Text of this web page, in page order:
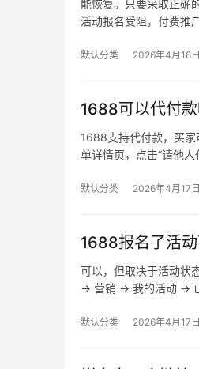
能恢复。只要采取正确
活动报名受阻，付费推
默认分类 2026年4月18日
1688可以代付款
1688支持代付款，买
单详情页，点击“请他
默认分类 2026年4月17日
1688报名了活动
可以，但取决于活动状
→ 营销 → 我的活动 →
默认分类 2026年4月17日